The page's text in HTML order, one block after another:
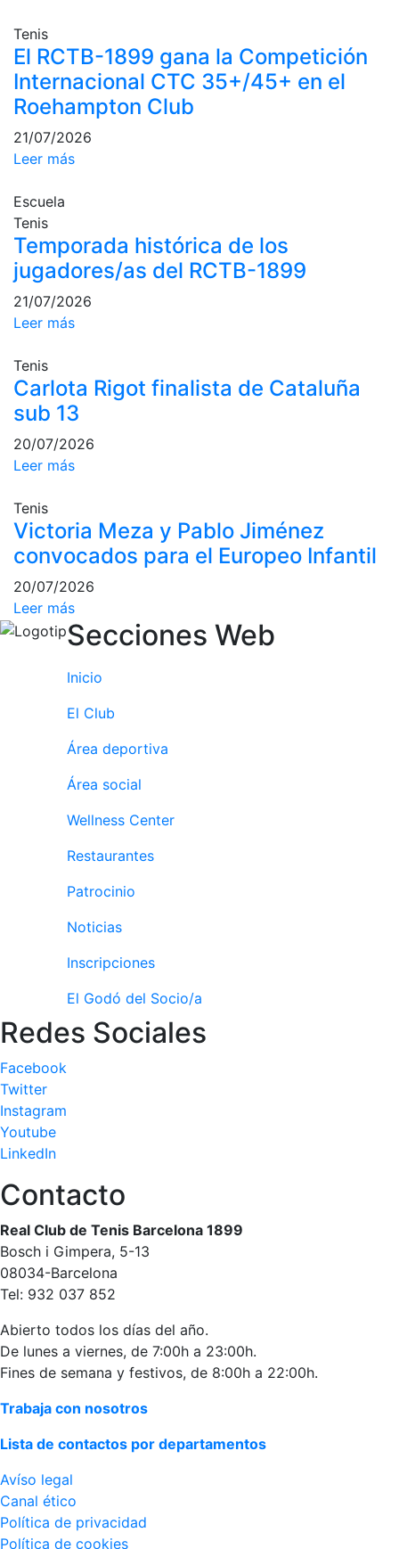
Cuadros de
Juego
Cuadro de
Honor
Histórico del
Social
Normativa
Pádel
Escuela de
Social de Pádel
Cuadros de
juego
Cuadro
Campeonato
Social
Normativa
Otros deportes
Socials
Salidas
Conferencias
Inspirational
Talks
Calendario de
Actividades
Sociales
mesa
Peñas del Club
Wellness Center
Servicio de
fisiosalud
Entrenamientos
personales
Actividades
dirigidas
Piscina
Normativa
Restaurantes
Restaurante
El Snack
Casa Arilla
Chill Out
Patrocinio
Patrocinadores
Tenis
El RCTB-1899 gana la Competición
Internacional CTC 35+/45+ en el
Roehampton Club
21/07/2026
Leer más
Escuela
Tenis
Temporada histórica de los
jugadores/as del RCTB-1899
21/07/2026
Leer más
Tenis
Carlota Rigot finalista de Cataluña
sub 13
20/07/2026
Leer más
Tenis
Victoria Meza y Pablo Jiménez
convocados para el Europeo Infantil
20/07/2026
Leer más
Secciones Web
Inicio
El Club
Área deportiva
Área social
Wellness Center
Restaurantes
Patrocinio
Noticias
Inscripciones
El Godó del Socio/a
Redes Sociales
Facebook
Twitter
Instagram
Youtube
LinkedIn
Contacto
Real Club de Tenis Barcelona 1899
Bosch i Gimpera, 5-13
08034-Barcelona
Tel: 932 037 852
Abierto todos los días del año.
De lunes a viernes, de 7:00h a 23:00h.
Fines de semana y festivos, de 8:00h a 22:00h.
Trabaja con nosotros
Lista de contactos por departamentos
Avíso legal
Canal ético
Política de privacidad
Política de cookies